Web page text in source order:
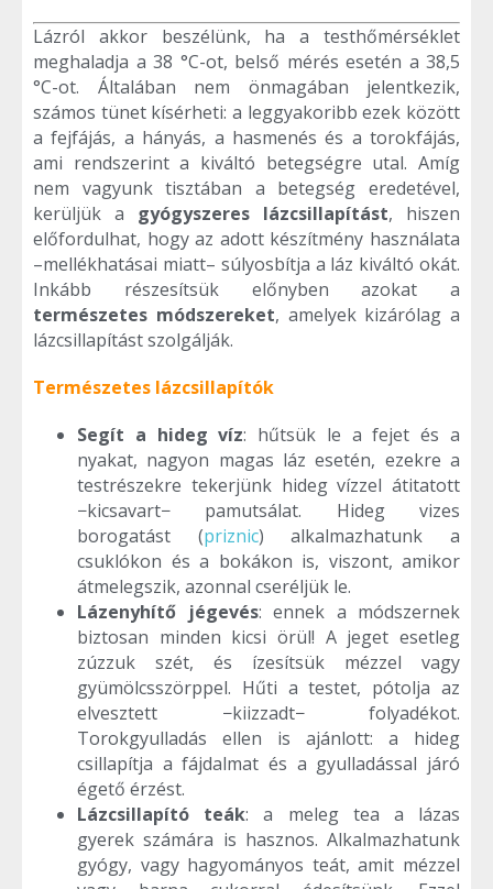
Lázról akkor beszélünk, ha a testhőmérséklet
meghaladja a 38 °C-ot, belső mérés esetén a 38,5
°C-ot. Általában nem önmagában jelentkezik,
számos tünet kísérheti: a leggyakoribb ezek között
a fejfájás, a hányás, a hasmenés és a torokfájás,
ami rendszerint a kiváltó betegségre utal. Amíg
nem vagyunk tisztában a betegség eredetével,
kerüljük a gyógyszeres lázcsillapítást, hiszen
előfordulhat, hogy az adott készítmény használata
–mellékhatásai miatt– súlyosbítja a láz kiváltó okát.
Inkább részesítsük előnyben azokat a
természetes módszereket, amelyek kizárólag a
lázcsillapítást szolgálják.
Természetes lázcsillapítók
Segít a hideg víz: hűtsük le a fejet és a
nyakat, nagyon magas láz esetén, ezekre a
testrészekre tekerjünk hideg vízzel átitatott
−kicsavart− pamutsálat. Hideg vizes
borogatást (priznic) alkalmazhatunk a
csuklókon és a bokákon is, viszont, amikor
átmelegszik, azonnal cseréljük le.
Lázenyhítő jégevés: ennek a módszernek
biztosan minden kicsi örül! A jeget esetleg
zúzzuk szét, és ízesítsük mézzel vagy
gyümölcsszörppel. Hűti a testet, pótolja az
elvesztett −kiizzadt− folyadékot.
Torokgyulladás ellen is ajánlott: a hideg
csillapítja a fájdalmat és a gyulladással járó
égető érzést.
Lázcsillapító teák: a meleg tea a lázas
gyerek számára is hasznos. Alkalmazhatunk
gyógy, vagy hagyományos teát, amit mézzel